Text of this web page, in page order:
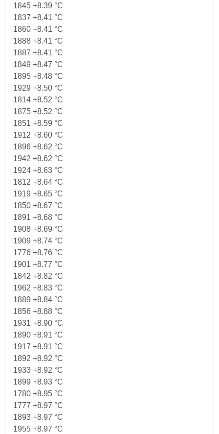
1845 +8.39 °C
1837 +8.41 °C
1860 +8.41 °C
1888 +8.41 °C
1887 +8.41 °C
1849 +8.47 °C
1895 +8.48 °C
1929 +8.50 °C
1814 +8.52 °C
1875 +8.52 °C
1851 +8.59 °C
1912 +8.60 °C
1896 +8.62 °C
1942 +8.62 °C
1924 +8.63 °C
1812 +8.64 °C
1919 +8.65 °C
1850 +8.67 °C
1891 +8.68 °C
1908 +8.69 °C
1909 +8.74 °C
1776 +8.76 °C
1901 +8.77 °C
1842 +8.82 °C
1962 +8.83 °C
1889 +8.84 °C
1856 +8.88 °C
1931 +8.90 °C
1890 +8.91 °C
1917 +8.91 °C
1892 +8.92 °C
1933 +8.92 °C
1899 +8.93 °C
1780 +8.95 °C
1777 +8.97 °C
1893 +8.97 °C
1955 +8.97 °C